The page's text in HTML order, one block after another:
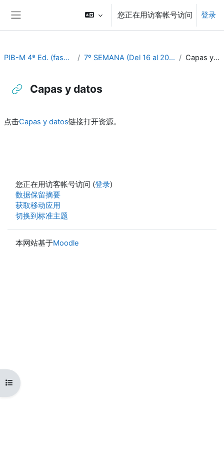
您正在用访客帐号访问 登录
打开课程索引
PIB-M 4ª Ed. (fase práctica) 7º SEMANA (Del 16 al 20 de octubre) Capas y datos
Capas y datos
点击Capas y datos链接打开资源。
您正在用访客帐号访问 (登录)
‎数据保留摘要‎
获取移动应用
切换到标准主题
本网站基于Moodle